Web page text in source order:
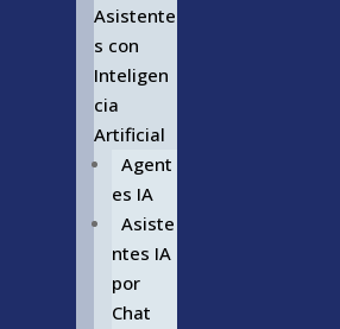
Asistente
s con
Inteligen
cia
Artificial
Agent
es IA
Asiste
ntes IA
por
Chat